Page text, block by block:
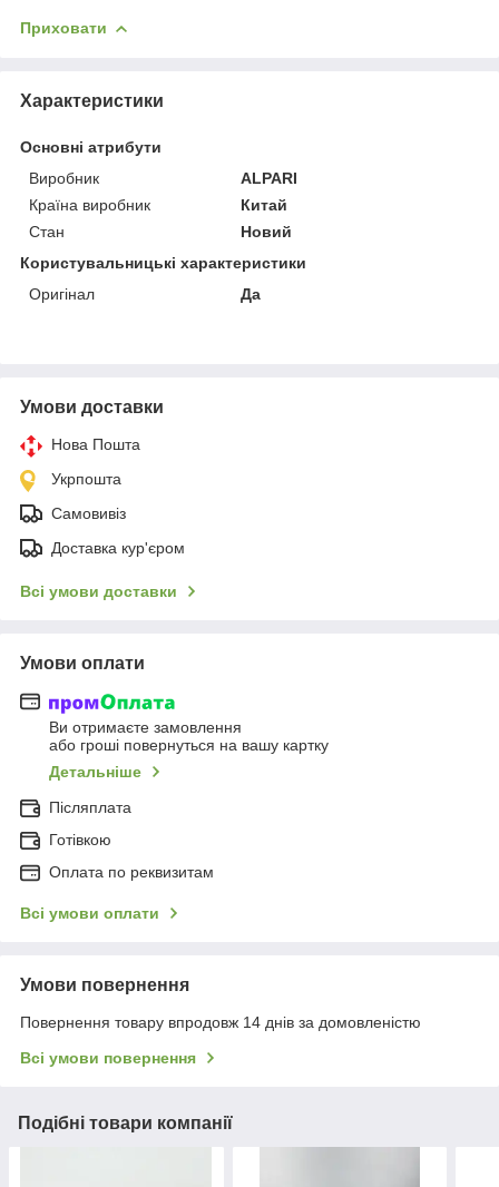
Приховати
Характеристики
Основні атрибути
Виробник
ALPARI
Країна виробник
Китай
Стан
Новий
Користувальницькі характеристики
Оригінал
Да
Умови доставки
Нова Пошта
Укрпошта
Самовивіз
Доставка кур'єром
Всі умови доставки
Умови оплати
Ви отримаєте замовлення
або гроші повернуться на вашу картку
Детальніше
Післяплата
Готівкою
Оплата по реквизитам
Всі умови оплати
Умови повернення
Повернення товару впродовж 14 днів за домовленістю
Всі умови повернення
Подібні товари компанії